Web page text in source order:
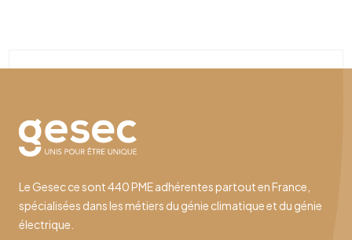
Le Gesec ce sont 440 PME adhérentes partout en France,
spécialisées dans les métiers du génie climatique et du génie
électrique.